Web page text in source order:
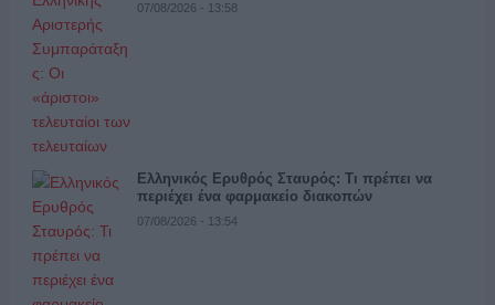
07/08/2026 - 13:58
Ελληνικός Ερυθρός Σταυρός: Τι πρέπει να
περιέχει ένα φαρμακείο διακοπών
07/08/2026 - 13:54